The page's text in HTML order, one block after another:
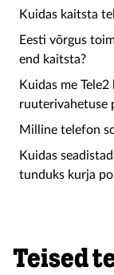
Kuidas kaitsta
Eesti võrgus
end kaitsta?
Kuidas me
ruuterivahetuse
Milline telefon
Kuidas
tunduks kurja
Teised